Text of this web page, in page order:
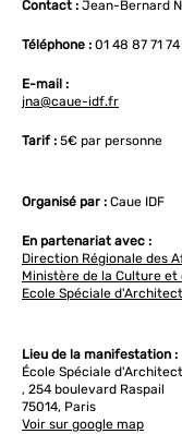
Contact : Jean-Bernard
Téléphone : 01 48 87 71 74
E-mail :
jna@caue-idf.fr
Tarif : 5€ par personne
Organisé par : Caue IDF
En partenariat avec :
Direction Régionale des
Ministère de la Culture
Ecole Spéciale
Lieu de la manifestation :
École Spéciale
, 254 boulevard Raspail
75014, Paris
Voir sur google map